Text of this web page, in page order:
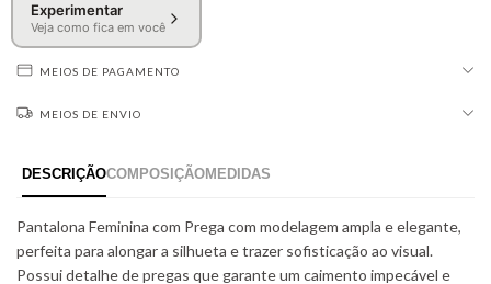
Experimentar
Veja como fica em você
MEIOS DE PAGAMENTO
MEIOS DE ENVIO